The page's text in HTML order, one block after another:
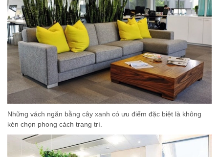
Những vách ngăn bằng cây xanh có ưu điểm đặc biệt là không
kén chọn phong cách trang trí.